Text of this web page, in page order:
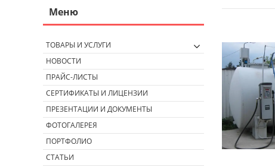
ТОВАРЫ И УСЛУГИ
НОВОСТИ
ПРАЙС-ЛИСТЫ
СЕРТИФИКАТЫ И ЛИЦЕНЗИИ
ПРЕЗЕНТАЦИИ И ДОКУМЕНТЫ
ФОТОГАЛЕРЕЯ
ПОРТФОЛИО
СТАТЬИ